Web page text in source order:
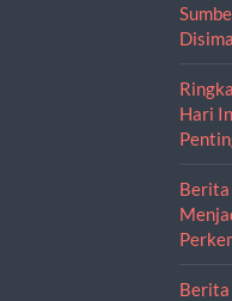
Hari
Berita
Berita